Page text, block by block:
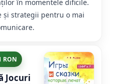
în momentele dificile.
și strategii pentru o mai
RON
Jocuri